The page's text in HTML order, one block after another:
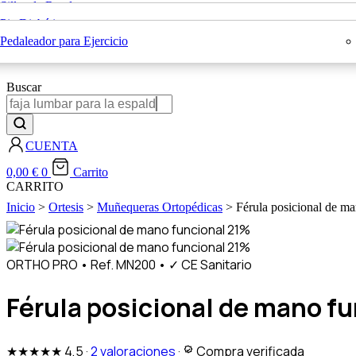
Colchones Antiescaras
Sillas de Ruedas
Pie Diabético
Pedaleador para Ejercicio
X
Buscar
CUENTA
0,00 € 0
Carrito
CARRITO
Inicio > Ortesis > Muñequeras Ortopédicas > Férula posicional de
21%
21%
ORTHO PRO • Ref. MN200 • ✓ CE Sanitario
Férula posicional de mano
★★★★★ 4,5·2 valoraciones·
Compra verificada